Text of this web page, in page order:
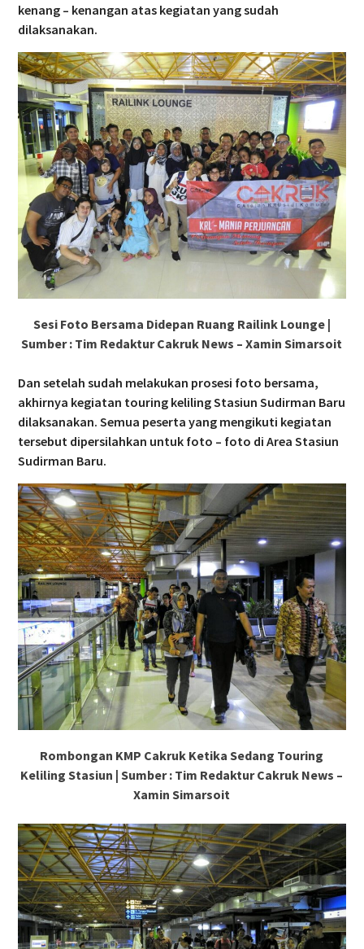
kenang – kenangan atas kegiatan yang sudah
dilaksanakan.
Sesi Foto Bersama Didepan Ruang Railink Lounge |
Sumber : Tim Redaktur Cakruk News – Xamin Simarsoit
Dan setelah sudah melakukan prosesi foto bersama,
akhirnya kegiatan touring keliling Stasiun Sudirman Baru
dilaksanakan. Semua peserta yang mengikuti kegiatan
tersebut dipersilahkan untuk foto – foto di Area Stasiun
Sudirman Baru.
Rombongan KMP Cakruk Ketika Sedang Touring
Keliling Stasiun | Sumber : Tim Redaktur Cakruk News –
Xamin Simarsoit